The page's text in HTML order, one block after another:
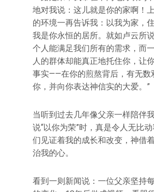
地对我说：这儿就是你的家啊！
的环境一再告诉我：以我为家，
我是你永恒的居所。就如卢云所
个人能满足我们所有的需求，而
人的群体却能真正地托住你，让
事实——在你的煎熬背后，有无数
你，并向你表达神信实的大爱。”
当听到过去几年像父亲一样陪伴
说“以你为荣”时，真是令人无比
们见证着我的成长和改变，神借
治我的心。
看到一则新闻说：一位父亲坚持